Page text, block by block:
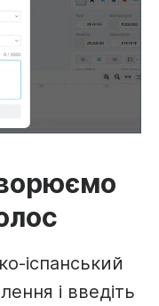
іспанський
і введіть